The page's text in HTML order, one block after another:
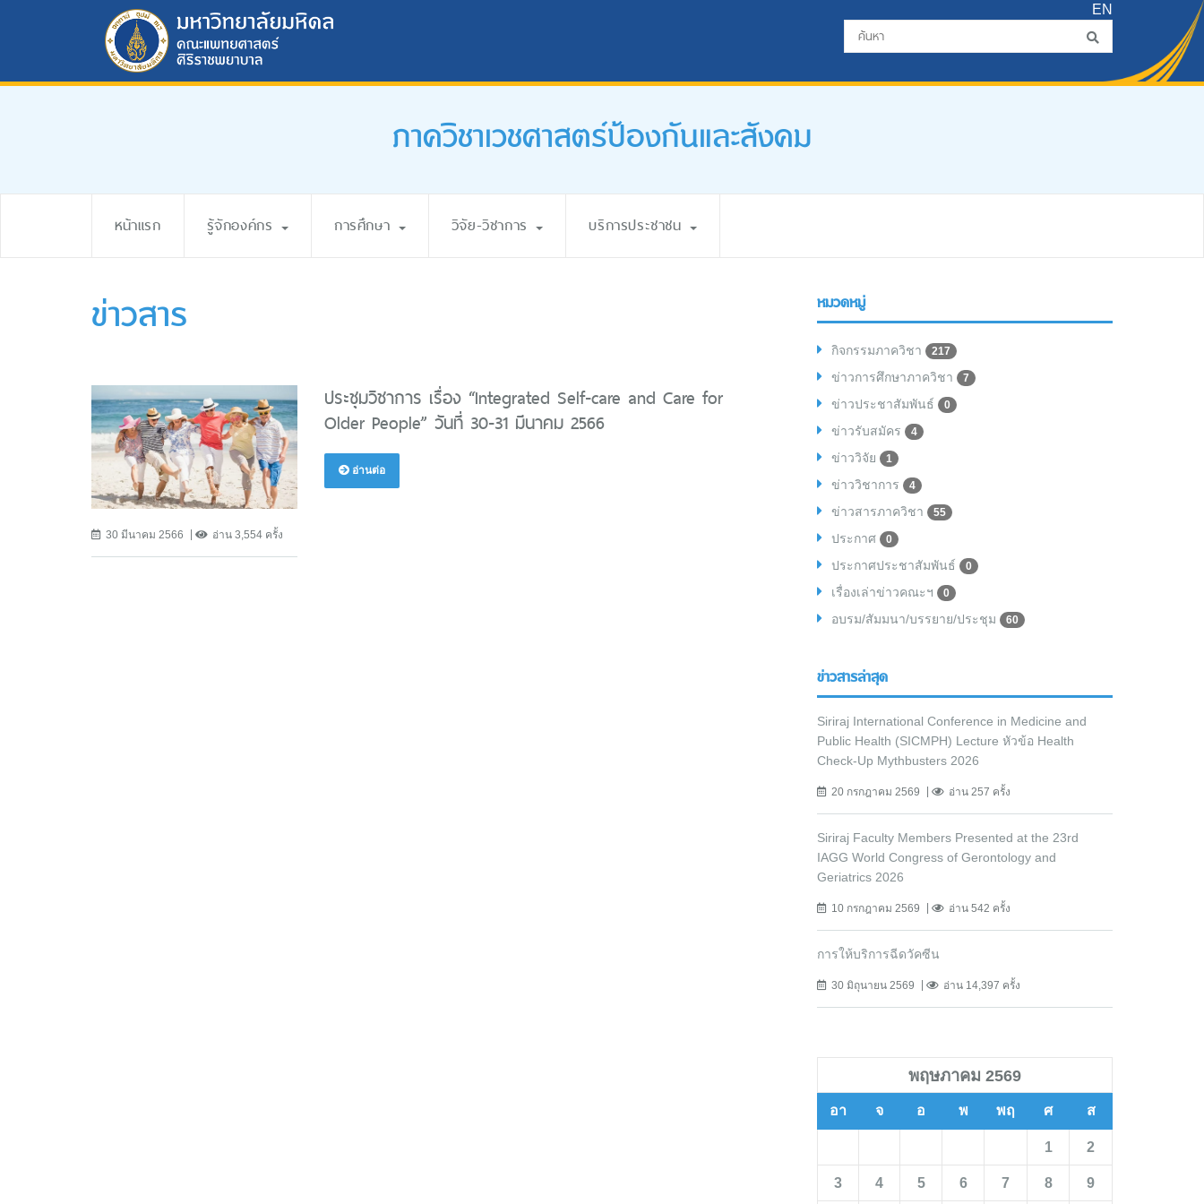
EN
ภาควิชาเวชศาสตร์ป้องกันและสังคม
หน้าแรก รู้จักองค์กร การศึกษา วิจัย-วิชาการ บริการประชาชน
ข่าวสาร
30 มีนาคม 2566 อ่าน 3,554 ครั้ง
ประชุมวิชาการ เรื่อง “Integrated Self-care and Care for
Older People” วันที่ 30-31 มีนาคม 2566
อ่านต่อ
หมวดหมู่
กิจกรรมภาควิชา 217
ข่าวการศึกษาภาควิชา 7
ข่าวประชาสัมพันธ์ 0
ข่าวรับสมัคร 4
ข่าววิจัย 1
ข่าววิชาการ 4
ข่าวสารภาควิชา 55
ประกาศ 0
ประกาศประชาสัมพันธ์ 0
เรื่องเล่าข่าวคณะฯ 0
อบรม/สัมมนา/บรรยาย/ประชุม 60
ข่าวสารล่าสุด
Siriraj International Conference in Medicine and
Public Health (SICMPH) Lecture หัวข้อ Health
Check-Up Mythbusters 2026
20 กรกฎาคม 2569 อ่าน 257 ครั้ง
Siriraj Faculty Members Presented at the 23rd
IAGG World Congress of Gerontology and
Geriatrics 2026
10 กรกฎาคม 2569 อ่าน 542 ครั้ง
การให้บริการฉีดวัคซีน
30 มิถุนายน 2569 อ่าน 14,397 ครั้ง
พฤษภาคม 2569
อา จ อ พ พฤ ศ ส
1 2
3 4 5 6 7 8 9